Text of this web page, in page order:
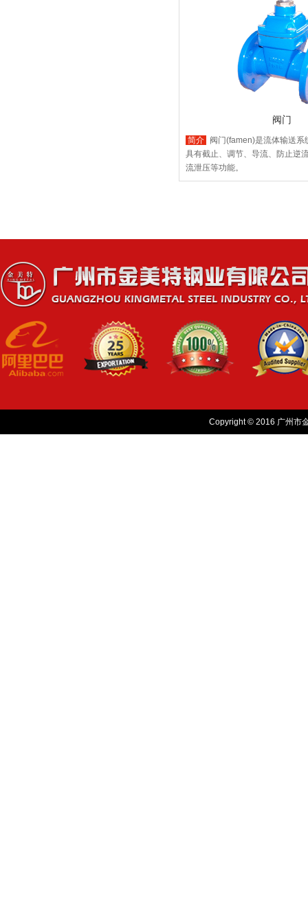
阀门
简介
阀门(famen)是流体输送系
具有截止、调节、导流、防止逆
流泄压等功能。
Copyright © 2016 广州市